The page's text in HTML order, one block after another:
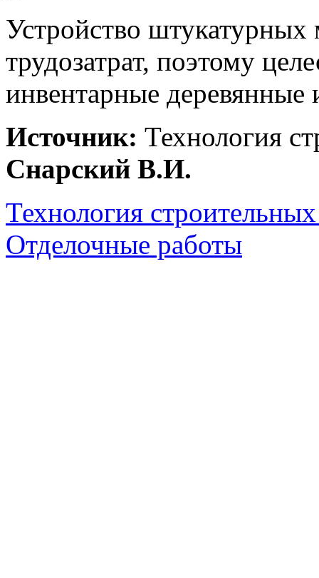
Устройство штукатурных
трудозатрат, поэтому
инвентарные деревянные
Источник: Технология
Снарский В.И.
Технология
Отделочные работы